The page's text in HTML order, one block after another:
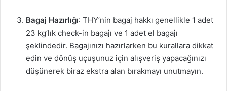
Bagaj Hazırlığı: THY’nin bagaj hakkı genellikle 1 adet
23 kg’lık check-in bagajı ve 1 adet el bagajı
şeklindedir. Bagajınızı hazırlarken bu kurallara dikkat
edin ve dönüş uçuşunuz için alışveriş yapacağınızı
düşünerek biraz ekstra alan bırakmayı unutmayın.